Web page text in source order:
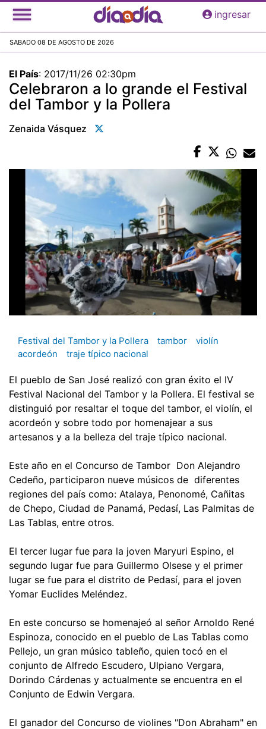
Pasar
al
principal
ingresar
SABADO 08 DE AGOSTO DE 2026
El País: 2017/11/26 02:30pm
Celebraron a lo grande el Festival
del Tambor y la Pollera
Zenaida Vásquez
Festival del Tambor y la Pollera tambor
violín
acordeón
traje típico nacional
El pueblo de San José realizó con gran éxito el IV
Festival Nacional del Tambor y la Pollera. El festival se
distinguió por resaltar el toque del tambor, el violín, el
acordeón y sobre todo por homenajear a sus
artesanos y a la belleza del traje típico nacional.
Este año en el Concurso de Tambor  Don Alejandro
Cedeño, participaron nueve músicos de diferentes
regiones del país como: Atalaya, Penonomé, Cañitas
de Chepo, Ciudad de Panamá, Pedasí, Las Palmitas de
Las Tablas, entre otros.
El tercer lugar fue para la joven Maryuri Espino, el
segundo lugar fue para Guillermo Olsese y el primer
lugar se fue para el distrito de Pedasí, para el joven
Yomar Euclides Meléndez.
En este concurso se homenajeó al señor Arnoldo René
Espinoza, conocido en el pueblo de Las Tablas como
Pellejo, un gran músico tableño, quien tocó en el
conjunto de Alfredo Escudero, Ulpiano Vergara,
Dorindo Cárdenas y actualmente se encuentra en el
Conjunto de Edwin Vergara.
El ganador del Concurso de violines "Don Abraham" en